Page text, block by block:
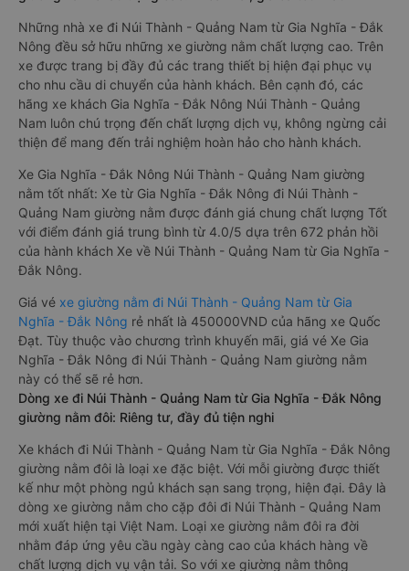
Những nhà xe đi Núi Thành - Quảng Nam từ Gia Nghĩa - Đắk
Nông đều sở hữu những xe giường nằm chất lượng cao. Trên
xe được trang bị đầy đủ các trang thiết bị hiện đại phục vụ
cho nhu cầu di chuyển của hành khách. Bên cạnh đó, các
hãng xe khách Gia Nghĩa - Đắk Nông Núi Thành - Quảng
Nam luôn chú trọng đến chất lượng dịch vụ, không ngừng cải
thiện để mang đến trải nghiệm hoàn hảo cho hành khách.
Xe Gia Nghĩa - Đắk Nông Núi Thành - Quảng Nam giường
nằm tốt nhất: Xe từ Gia Nghĩa - Đắk Nông đi Núi Thành -
Quảng Nam giường nằm được đánh giá chung chất lượng Tốt
với điểm đánh giá trung bình từ 4.0/5 dựa trên 672 phản hồi
của hành khách Xe về Núi Thành - Quảng Nam từ Gia Nghĩa -
Đắk Nông.
Giá vé xe giường nằm đi Núi Thành - Quảng Nam từ Gia
Nghĩa - Đắk Nông rẻ nhất là 450000VND của hãng xe Quốc
Đạt. Tùy thuộc vào chương trình khuyến mãi, giá vé Xe Gia
Nghĩa - Đắk Nông đi Núi Thành - Quảng Nam giường nằm
này có thể sẽ rẻ hơn.
Dòng xe đi Núi Thành - Quảng Nam từ Gia Nghĩa - Đắk Nông
giường nằm đôi: Riêng tư, đầy đủ tiện nghi
Xe khách đi Núi Thành - Quảng Nam từ Gia Nghĩa - Đắk Nông
giường nằm đôi là loại xe đặc biệt. Với mỗi giường được thiết
kế như một phòng ngủ khách sạn sang trọng, hiện đại. Đây là
dòng xe giường nằm cho cặp đôi đi Núi Thành - Quảng Nam
mới xuất hiện tại Việt Nam. Loại xe giường nằm đôi ra đời
nhằm đáp ứng yêu cầu ngày càng cao của khách hàng về
chất lượng dịch vụ vận tải. So với xe giường nằm thông